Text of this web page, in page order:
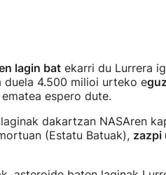
lagin batekarri du Lurrera
4.500 milioi urteko e
espero dute.
dakartzan NASAren
(Estatu Batuak), zazpi